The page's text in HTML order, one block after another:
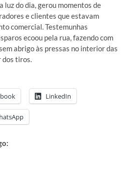
luz do dia, gerou momentos de
e clientes que estavam
comercial. Testemunhas
ecoou pela rua, fazendo com
abrigo às pressas no interior das
dos tiros.
LinkedIn